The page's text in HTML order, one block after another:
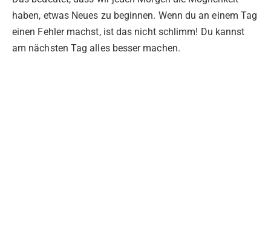
haben, etwas Neues zu beginnen. Wenn du an einem Tag
einen Fehler machst, ist das nicht schlimm! Du kannst
am nächsten Tag alles besser machen.